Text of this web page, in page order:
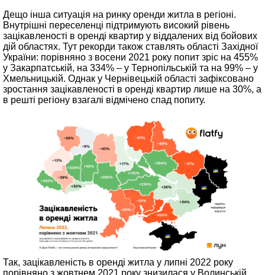
Дещо інша ситуація на ринку оренди житла в регіоні.
Внутрішні переселенці підтримують високий рівень
зацікавленості в оренді квартир у віддалених від бойових
дій областях. Тут рекорди також ставлять області Західної
України: порівняно з восени 2021 року попит зріс на 455%
у Закарпатській, на 334% – у Тернопільській та на 99% – у
Хмельницькій. Однак у Чернівецькій області зафіксовано
зростання зацікавленості в оренді квартир лише на 30%, а
в решті регіону взагалі відмічено спад попиту.
Так, зацікавленість в оренді житла у липні 2022 року
порівняно з жовтнем 2021 року знизилася у Волинській